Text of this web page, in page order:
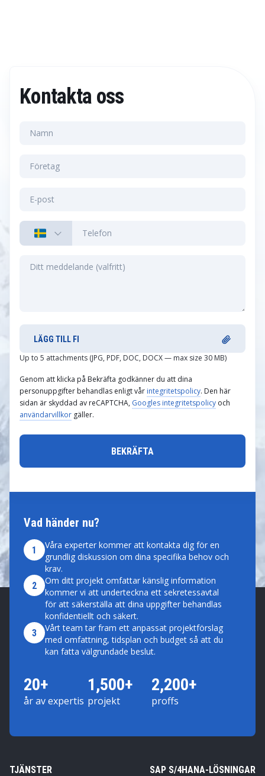
Vad händer nu?
1
Våra experter kommer att kontakta dig för en
grundlig diskussion om dina specifika behov och
krav.
2
Om ditt projekt omfattar känslig information
kommer vi att underteckna ett sekretessavtal
för att säkerställa att dina uppgifter behandlas
konfidentiellt och säkert.
3
Vårt team tar fram ett anpassat projektförslag
med omfattning, tidsplan och budget så att du
kan fatta välgrundade beslut.
20+
år av expertis
1,500+
projekt
2,200+
proffs
Kontakta oss
LÄGG TILL FI
Up to 5 attachments (JPG, PDF, DOC, DOCX — max size 30 MB)
Genom att klicka på Bekräfta godkänner du att dina
personuppgifter behandlas enligt vår integritetspolicy. Den här
sidan är skyddad av reCAPTCHA, Googles integritetspolicy och
användarvillkor gäller.
TJÄNSTER SAP S/4HANA-LÖSNINGAR